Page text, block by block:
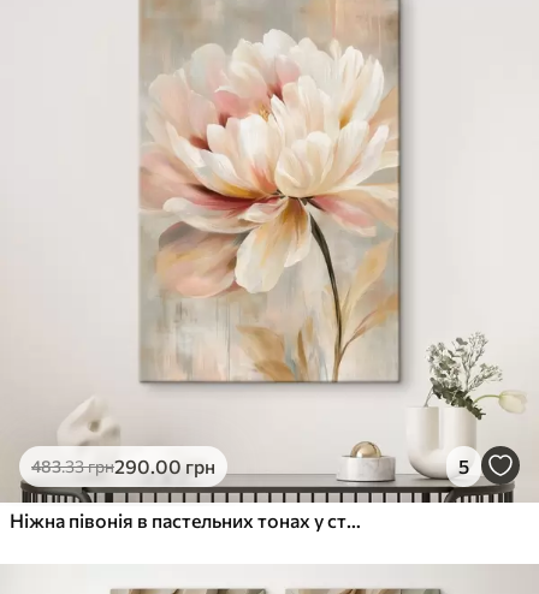
483.33грн290.00 грн 5
Ніжна півонія в пастельних тонах у стилі олійного живопису